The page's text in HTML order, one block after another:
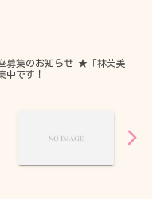
募集のお知らせ ★「林芙美
中です！